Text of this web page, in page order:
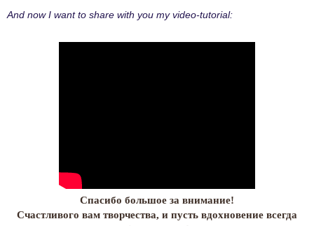
And now I want to share with you my video-tutorial:
Спасибо большое за внимание!
Счастливого вам творчества, и пусть вдохновение всегда